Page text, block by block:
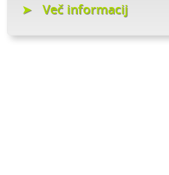
Več informacij